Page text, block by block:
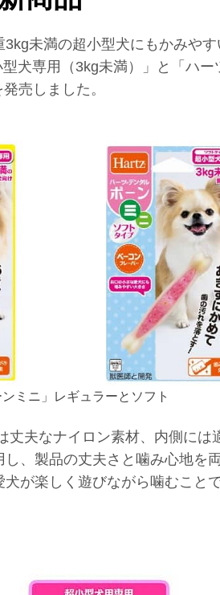
未満の超小型犬にもかみや
犬専用（3kg未満）」と「ハー
売しました。
ミニ」レギュラーとソフト
丈夫なナイロン素材、内側に
、製品の丈夫さと噛み心地を
が楽しく遊びながら噛むこと